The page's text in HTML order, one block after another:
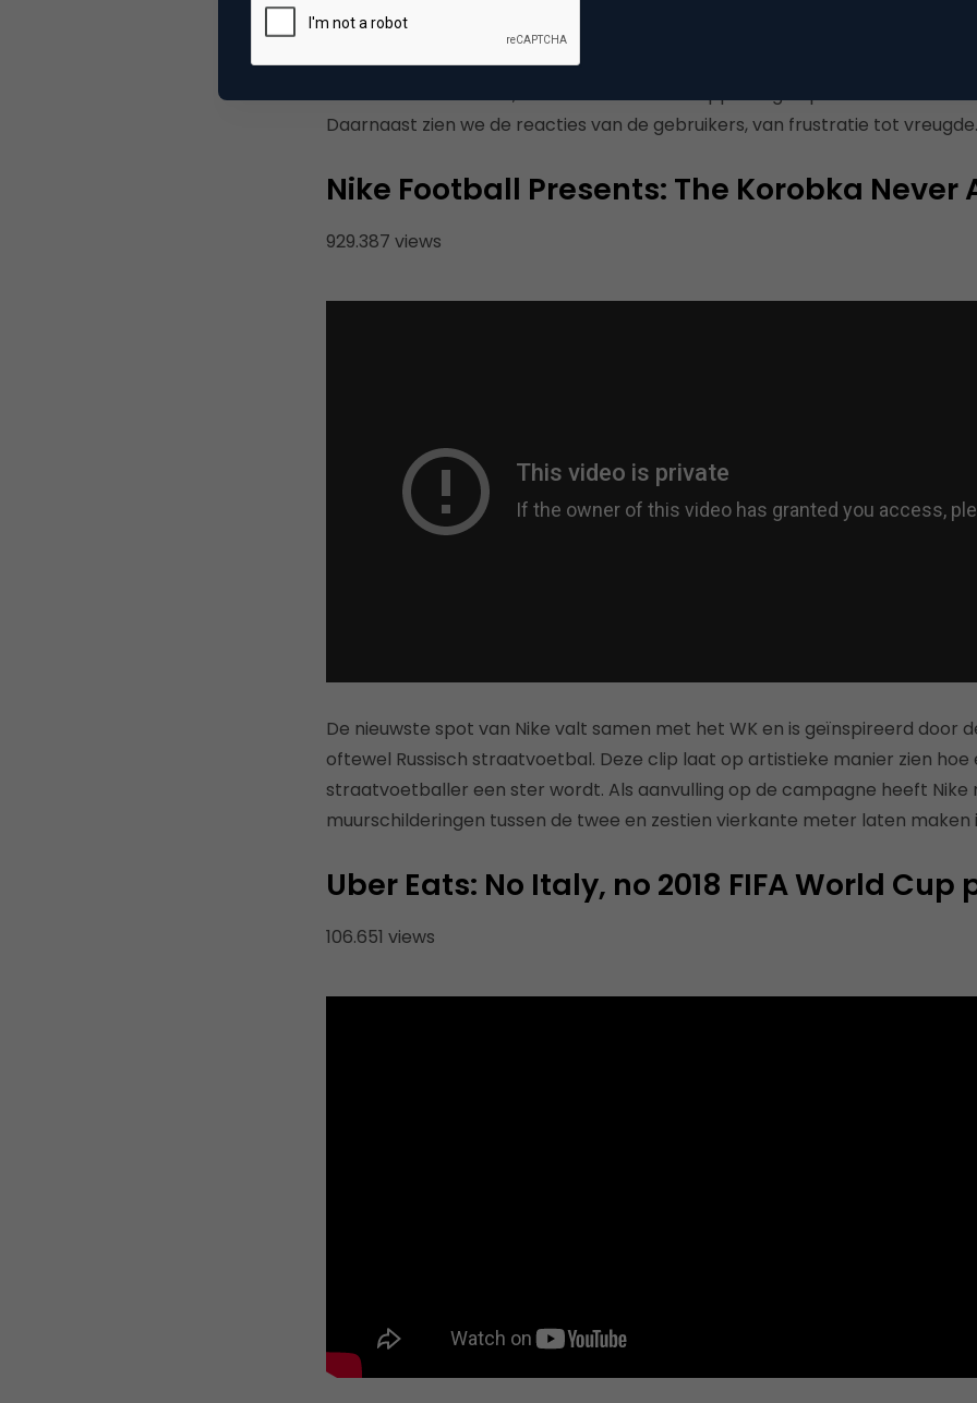
De nieuwste spot voor Apple-laptops richt zich op de mensen die op hun
zien nooit het scherm, alleen het iconische Apple-logo op de bovenkant
Daarnaast zien we de reacties van de gebruikers, van frustratie tot vreugde.
Nike Football Presents: The Korobka Never
929.387 views
De nieuwste spot van Nike valt samen met het WK en is geïnspireerd door
oftewel Russisch straatvoetbal. Deze clip laat op artistieke manier zien hoe
straatvoetballer een ster wordt. Als aanvulling op de campagne heeft Nike
muurschilderingen tussen de twee en zestien vierkante meter laten maken
Uber Eats: No Italy, no 2018 FIFA World Cup
106.651 views